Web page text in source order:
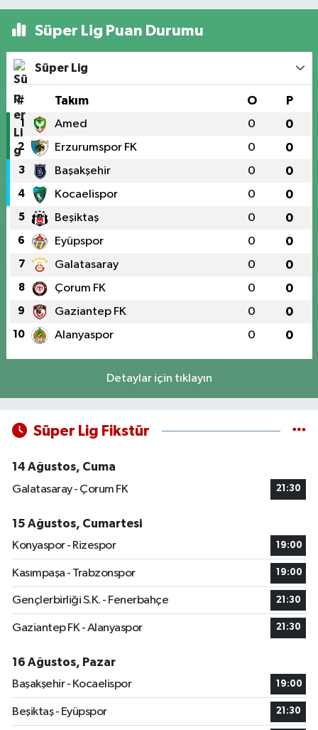
Süper Lig Puan Durumu
Süper Lig
# Takım O P
1 Amed 0 0
2 Erzurumspor FK 0 0
3 Başakşehir 0 0
4 Kocaelispor 0 0
5 Beşiktaş 0 0
6 Eyüpspor 0 0
7 Galatasaray 0 0
8 Çorum FK 0 0
9 Gaziantep FK 0 0
10 Alanyaspor 0 0
Detaylar için tıklayın
Süper Lig Fikstür
14 Ağustos, Cuma
Galatasaray - Çorum FK
21:30
15 Ağustos, Cumartesi
Konyaspor - Rizespor
19:00
Kasımpaşa - Trabzonspor 19:00
Gençlerbirliği S.K. - Fenerbahçe 21:30
Gaziantep FK - Alanyaspor 21:30
16 Ağustos, Pazar
Başakşehir - Kocaelispor
19:00
Beşiktaş - Eyüpspor 21:30